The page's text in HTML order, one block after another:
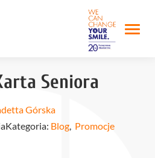
Seniora
Górska
Kategoria: Blog, Promocje